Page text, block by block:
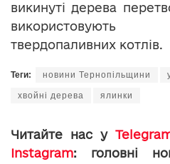
викинуті дерева
твердопаливних котлів.
Теги: новини Тернопільщини
хвойні дерева ялинки
Читайте нас у
Instagram: головні